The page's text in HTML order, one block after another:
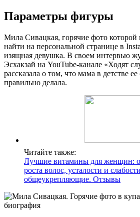
Параметры фигуры
Мила Сивацкая, горячие фото
найти на персональной странице в
изящная девушка. В своем интервью
Эсхакзай на YouTube-канале «Ходят
рассказала о том, что мама в детстве
правильно делала.
Читайте также:
Лучшие витамины для женщин:
роста волос, усталости и
общеукрепляющие. Отзывы